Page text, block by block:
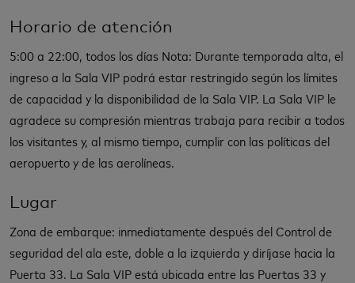
Horario de atención
5:00 a 22:00, todos los días Nota: Durante temporada alta, el
ingreso a la Sala VIP podrá estar restringido según los límites
de capacidad y la disponibilidad de la Sala VIP. La Sala VIP le
agradece su compresión mientras trabaja para recibir a todos
los visitantes y, al mismo tiempo, cumplir con las políticas del
aeropuerto y de las aerolíneas.
Lugar
Zona de embarque: inmediatamente después del Control de
seguridad del ala este, doble a la izquierda y diríjase hacia la
Puerta 33. La Sala VIP está ubicada entre las Puertas 33 y